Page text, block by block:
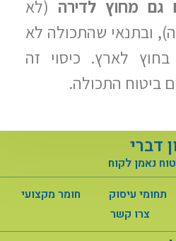
גם מחוץ לדירה (לא
ובתנאי שהתכולה לא
לארץ. כיסוי זה
דברי
נאמן לקוח
תחומי עיסוק
חומר מקצועי
צרו קשר